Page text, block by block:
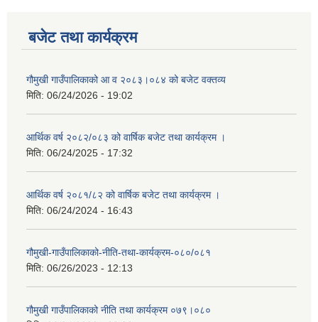
बजेट तथा कार्यक्रम
गौमुखी गाउँपालिकाको आ व २०८३।०८४ को बजेट वक्तव्य
मिति: 06/24/2026 - 19:02
आर्थिक वर्ष २०८२/०८३ को वार्षिक बजेट तथा कार्यक्रम ।
मिति: 06/24/2025 - 17:32
आर्थिक वर्ष २०८१/८२ को वार्षिक बजेट तथा कार्यक्रम ।
मिति: 06/24/2024 - 16:43
गौमुखी-गाउँपालिकाको-नीति-तथा-कार्यक्रम-०८०/०८१
मिति: 06/26/2023 - 12:13
गौमुखी गाउँपालिकाको नीति तथा कार्यक्रम ०७९।०८०